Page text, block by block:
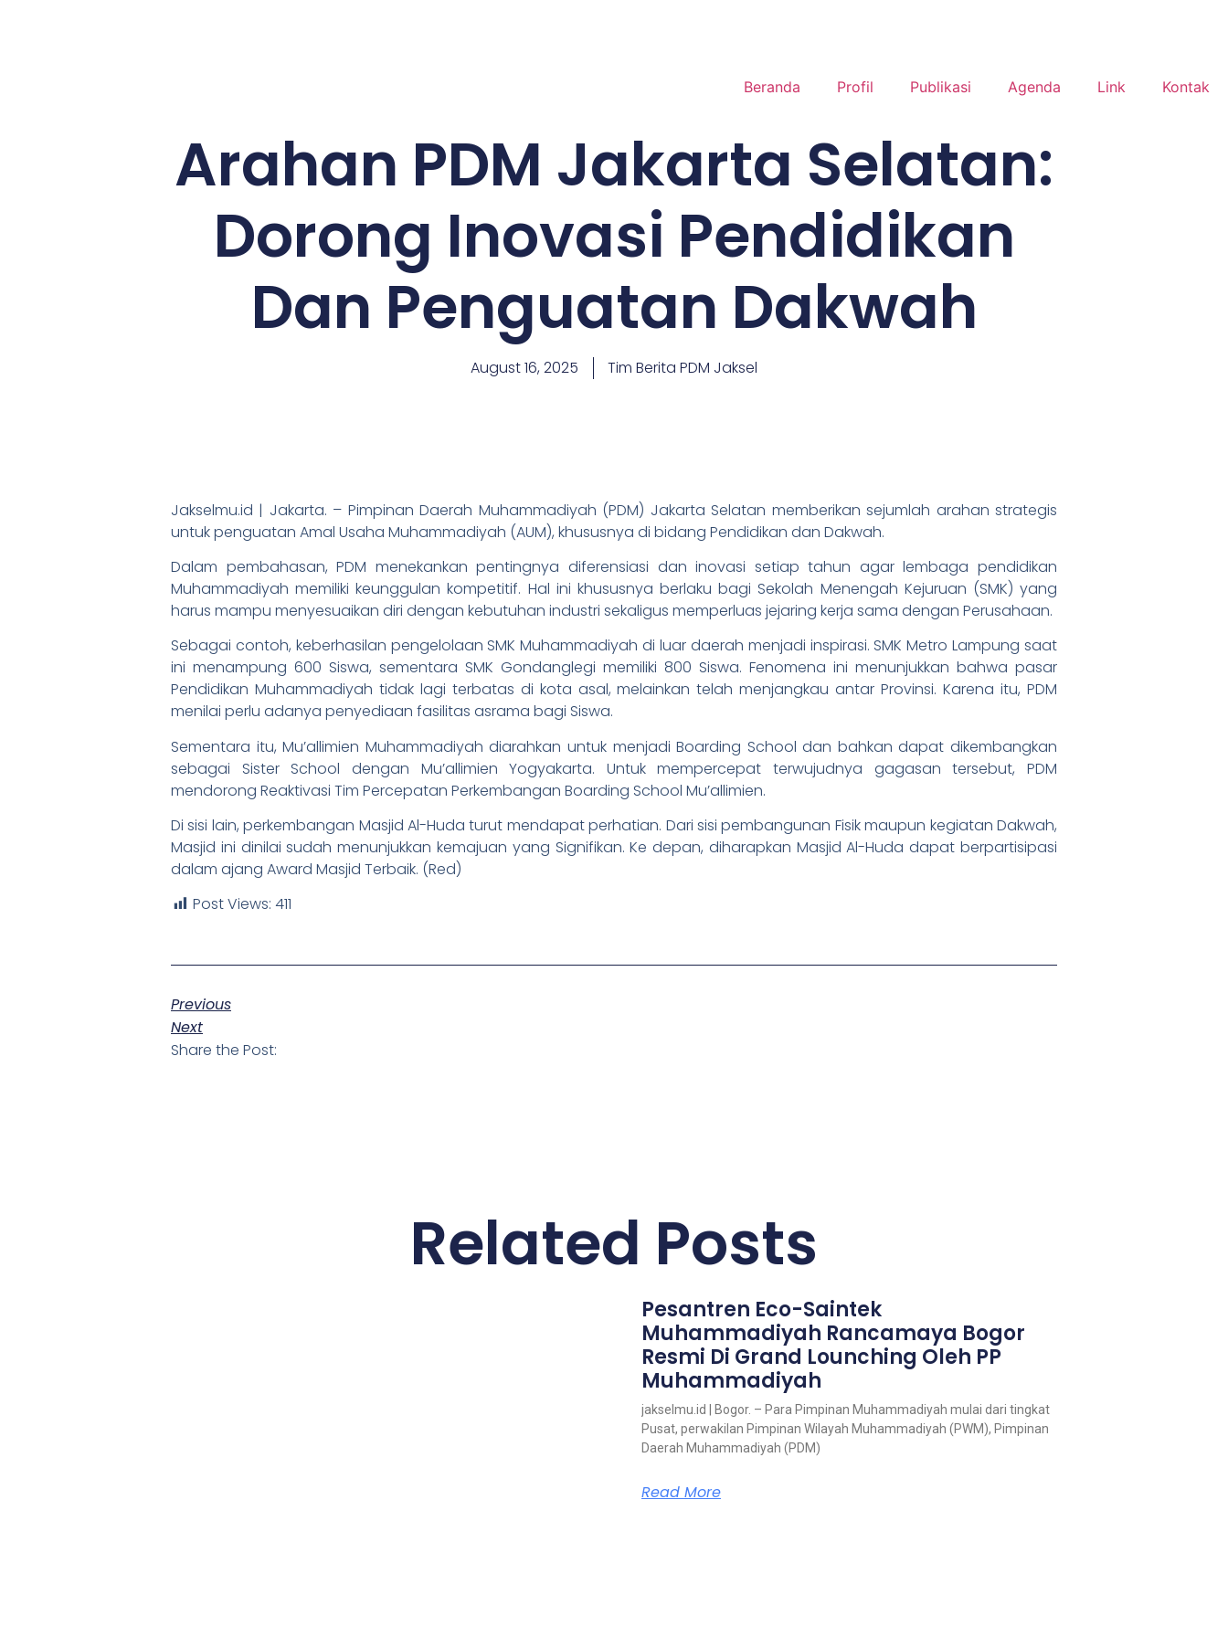
Beranda Profil Publikasi Agenda Link Kontak
Arahan PDM Jakarta Selatan:
Dorong Inovasi Pendidikan
Dan Penguatan Dakwah
August 16, 2025 Tim Berita PDM Jaksel
Jakselmu.id | Jakarta. – Pimpinan Daerah Muhammadiyah (PDM) Jakarta Selatan memberikan sejumlah arahan strategis
untuk penguatan Amal Usaha Muhammadiyah (AUM), khususnya di bidang Pendidikan dan Dakwah.
Dalam pembahasan, PDM menekankan pentingnya diferensiasi dan inovasi setiap tahun agar lembaga pendidikan
Muhammadiyah memiliki keunggulan kompetitif. Hal ini khususnya berlaku bagi Sekolah Menengah Kejuruan (SMK) yang
harus mampu menyesuaikan diri dengan kebutuhan industri sekaligus memperluas jejaring kerja sama dengan Perusahaan.
Sebagai contoh, keberhasilan pengelolaan SMK Muhammadiyah di luar daerah menjadi inspirasi. SMK Metro Lampung saat
ini menampung 600 Siswa, sementara SMK Gondanglegi memiliki 800 Siswa. Fenomena ini menunjukkan bahwa pasar
Pendidikan Muhammadiyah tidak lagi terbatas di kota asal, melainkan telah menjangkau antar Provinsi. Karena itu, PDM
menilai perlu adanya penyediaan fasilitas asrama bagi Siswa.
Sementara itu, Mu’allimien Muhammadiyah diarahkan untuk menjadi Boarding School dan bahkan dapat dikembangkan
sebagai Sister School dengan Mu’allimien Yogyakarta. Untuk mempercepat terwujudnya gagasan tersebut, PDM
mendorong Reaktivasi Tim Percepatan Perkembangan Boarding School Mu’allimien.
Di sisi lain, perkembangan Masjid Al-Huda turut mendapat perhatian. Dari sisi pembangunan Fisik maupun kegiatan Dakwah,
Masjid ini dinilai sudah menunjukkan kemajuan yang Signifikan. Ke depan, diharapkan Masjid Al-Huda dapat berpartisipasi
dalam ajang Award Masjid Terbaik. (Red)
Post Views: 411
Previous
Next
Share the Post:
Related Posts
Pesantren Eco-Saintek
Muhammadiyah Rancamaya Bogor
Resmi Di Grand Lounching Oleh PP
Muhammadiyah
jakselmu.id | Bogor. – Para Pimpinan Muhammadiyah mulai dari tingkat
Pusat, perwakilan Pimpinan Wilayah Muhammadiyah (PWM), Pimpinan
Daerah Muhammadiyah (PDM)
Read More